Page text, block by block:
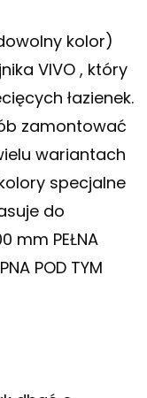
kolor)
VIVO , który
łazienek.
zamontować
wariantach
specjalne
do
mm PEŁNA
POD TYM